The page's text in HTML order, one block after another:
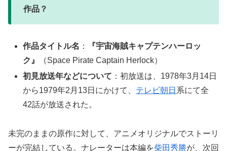
作品？
作品タイトル名 ：
『宇宙海賊キャプテンハーロッ
ク』
（Space Pirate Captain Herlock）
初見放送年などについて ：初放送は、1978年3月14日
から1979年2月13日にかけて、 テレビ朝日 系にて全
42話が放送された。
未完のままの原作に対して、アニメオリジナルでストーリ
ーが完結している。ナレーターは本編を柴田秀勝が、次回